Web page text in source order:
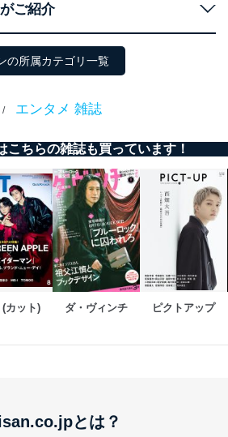
析して、趣味・嗜好に
お問い合わせ対応、トラブル対
処、オペレーター教育など応対品
＆
カスタマーQ＆Aサイトの投稿内容
の確認のため
サイトのサービス内容のご案内の
ｅメール等による商品、サービ
ス、キャンペーン等の広告に関す
るご案内のため
採用選考、ご連絡のため
人事、総務などの雇用管理等のた
め
購入商品配送のため
提携企業及びお客様がご購入され
お問い合わせ対応、トラブル対
処、オペレーター教育など応対品
ご紹介
の所属カテゴリ一覧
/ エンタメ 雑誌
こちらの雑誌も買っています！
(カット) ダ・ヴィンチ ピクトアップ
とは？